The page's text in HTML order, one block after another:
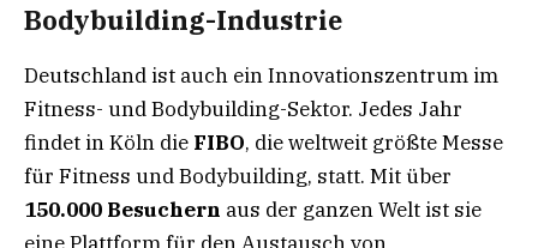
Bodybuilding-Industrie
Deutschland ist auch ein Innovationszentrum im
Fitness- und Bodybuilding-Sektor. Jedes Jahr
findet in Köln die FIBO, die weltweit größte Messe
für Fitness und Bodybuilding, statt. Mit über
150.000 Besuchern aus der ganzen Welt ist sie